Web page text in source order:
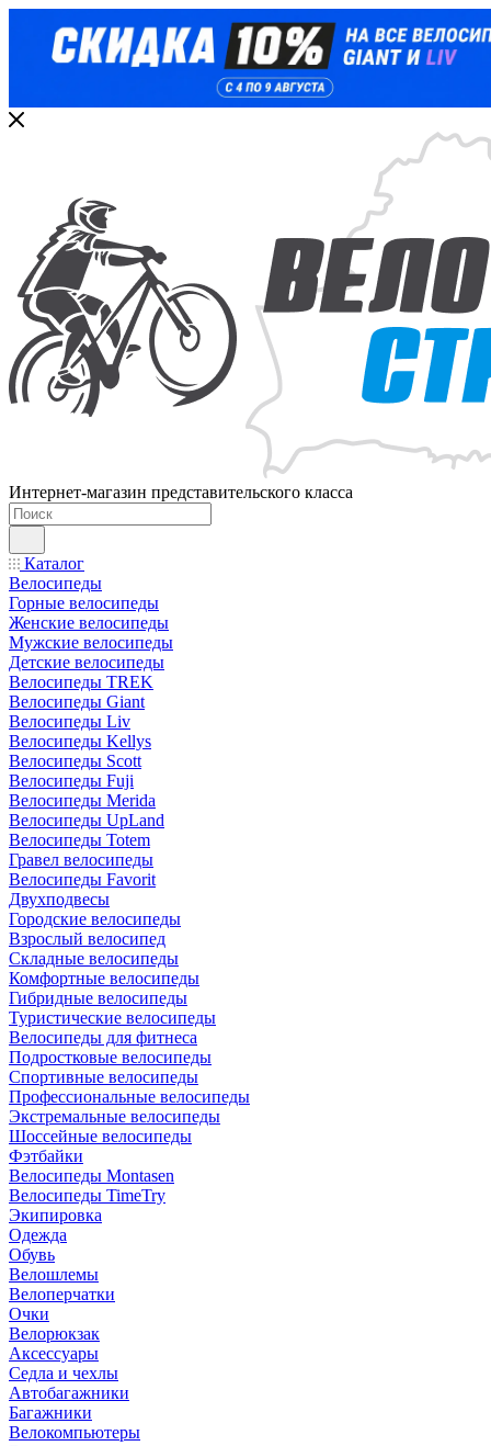
Интернет-магазин представительского класса
Каталог
Велосипеды
Горные велосипеды
Женские велосипеды
Мужские велосипеды
Детские велосипеды
Велосипеды TREK
Велосипеды Giant
Велосипеды Liv
Велосипеды Kellys
Велосипеды Scott
Велосипеды Fuji
Велосипеды Merida
Велосипеды UpLand
Велосипеды Totem
Гравел велосипеды
Велосипеды Favorit
Двухподвесы
Городские велосипеды
Взрослый велосипед
Складные велосипеды
Комфортные велосипеды
Гибридные велосипеды
Туристические велосипеды
Велосипеды для фитнеса
Подростковые велосипеды
Спортивные велосипеды
Профессиональные велосипеды
Экстремальные велосипеды
Шоссейные велосипеды
Фэтбайки
Велосипеды Montasen
Велосипеды TimeTry
Экипировка
Одежда
Обувь
Велошлемы
Велоперчатки
Очки
Велорюкзак
Аксессуары
Седла и чехлы
Автобагажники
Багажники
Велокомпьютеры